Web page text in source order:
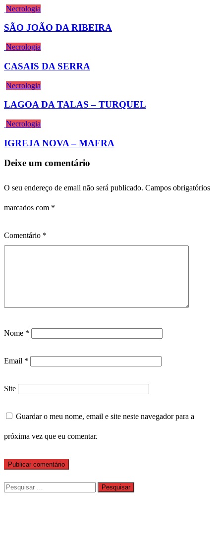
Necrologia
SÃO JOÃO DA RIBEIRA
Necrologia
CASAIS DA SERRA
Necrologia
LAGOA DA TALAS – TURQUEL
Necrologia
IGREJA NOVA – MAFRA
Deixe um comentário
O seu endereço de email não será publicado. Campos obrigatórios
marcados com *
Comentário *
Nome *
Email *
Site
Guardar o meu nome, email e site neste navegador para a
próxima vez que eu comentar.
Pesquisar
por: